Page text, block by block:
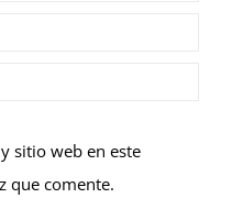
sitio web en este
que comente.